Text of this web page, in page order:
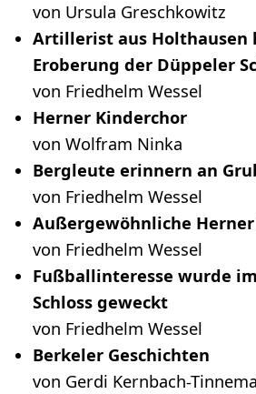
von Ursula Greschkowitz
Artillerist aus Holthausen
Eroberung der Düppeler
von Friedhelm Wessel
Herner Kinderchor
von Wolfram Ninka
Bergleute erinnern an
von Friedhelm Wessel
Außergewöhnliche
von Friedhelm Wessel
Fußballinteresse wurde
Schloss geweckt
von Friedhelm Wessel
Berkeler Geschichten
von Gerdi Kernbach-